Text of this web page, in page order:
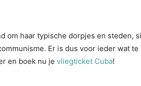
om haar typische dorpjes en steden,
Er is dus voor ieder wat
en boek nu je vliegticket Cuba!